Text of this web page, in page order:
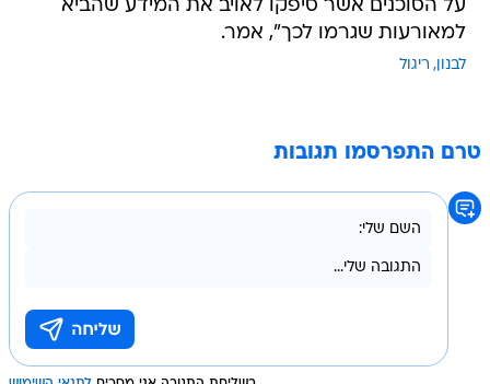
על הסוכנים אשר סיפקו לאויב את המידע שהביא
למאורעות שגרמו לכך", אמר.
לבנון ריגול
טרם התפרסמו תגובות